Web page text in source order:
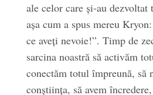
ale celor care și-au
așa cum a spus mereu
ce aveți nevoie!”. Timp de
sarcina noastră să activăm
conectăm totul împreună, să
conștiința, să avem